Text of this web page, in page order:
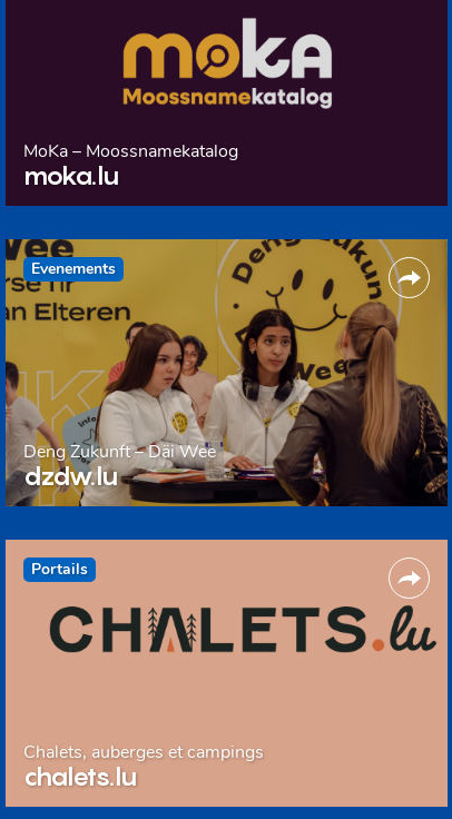
MoKa – Moossnamekatalog
moka.lu
Evenements
Deng Zukunft – Däi Wee
dzdw.lu
Portails
Chalets, auberges et campings
chalets.lu